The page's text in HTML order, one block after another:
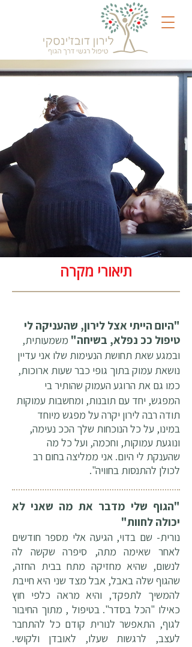
תיאורי מקרה
"היום הייתי אצל לירון, שהעניקה לי
טיפול ככ נפלא, בשיחה" משמעותית,
ובמגע שאת תחושת הנעימות שלו אני עדיין
נושאת עמוק בתוך גופי כבר שעות ארוכות,
כמו גם את הרוגע העמוק שהותיר בי
המפגש, יחד עם תובנות, ומחשבות עמוקות
תודה רבה לירון יקרה על מפגש מיוחד
במינו, על כל הנוכחות שלך הככ נעימה,
ונוגעת עמוקות, וחכמה, ועל כל מה
שהענקת לי היום. אני ממליצה בחום רב
לכולן להתנסות בחוויה".
"הגוף שלי מדבר את מה שאני לא
יכולה לחוות"
נורית- שם בדוי, הגיעה אלי מספר חודשים
לאחר שאימה מתה, סיפרה שקשה לה
לנשום, שהיא מחזיקה מתח בבית החזה,
שהגוף שלה באבל, אבל מצד שני היא חייבת
להמשיך לתפקד, והיא מראה כלפי חוץ
כאילו "הכל בסדר". בטיפול , מתוך החיבור
לגוף, התאפשר לנורית קודם כל להתחבר
לעצב, לרגשות שעלו, לאובדן ולקושי.